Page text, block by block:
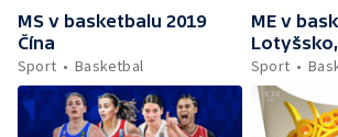
MS v basketbalu 2019
Čína
Sport
Basketbal
ME v
Sport